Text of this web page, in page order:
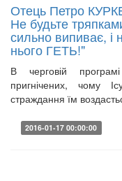
Отець Петро
Не будьте
сильно випиває, і
нього ГЕТЬ!"
В черговій
пригнічених, чому
страждання їм
2016-01-17 00:00:00